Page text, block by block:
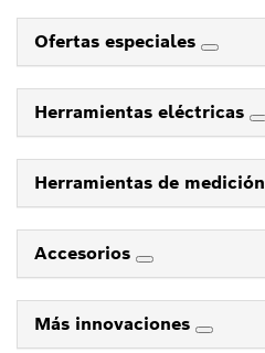
Ofertas especiales
Herramientas eléctricas
Herramientas de medición
Accesorios
Más innovaciones